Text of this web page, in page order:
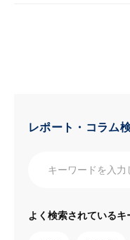
レポート・コラム
よく検索されているキ